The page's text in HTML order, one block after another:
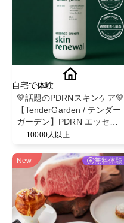
自宅で体験
💚話題のPDRNスキンケア💚
【TenderGarden / テンダー
ガーデン】PDRN エッセン
スクリーム 80ml モニター募
10000人以上
New 無料体験